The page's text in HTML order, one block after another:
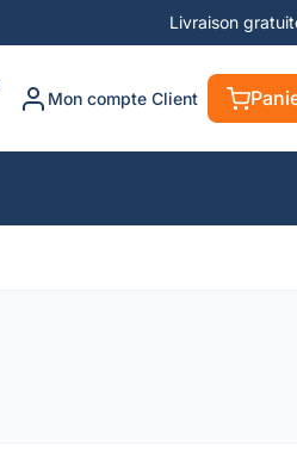
Livraison
Mon compte Client